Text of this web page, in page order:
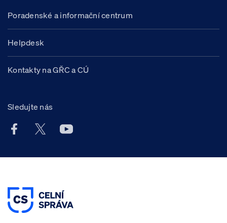
Poradenské a informační centrum
Helpdesk
Kontakty na GŘC a CÚ
Sledujte nás
Facebook účet Celní správy ČR
X účet Celní správy ČR
Youtube účet Celní správy ČR